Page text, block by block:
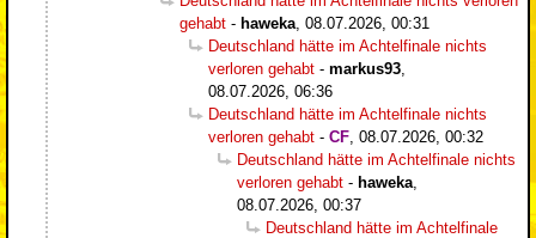
gehabt - haweka 08.07.2026, 00:31
Deutschland hätte im Achtelfinale nichts
verloren gehabt - markus93
08.07.2026, 06:36
Deutschland hätte im Achtelfinale nichts
verloren gehabt - CF 08.07.2026, 00:32
Deutschland hätte im Achtelfinale nichts
verloren gehabt - haweka
08.07.2026, 00:37
Deutschland hätte im Achtelfinale